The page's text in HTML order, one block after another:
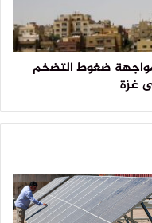
ضغوط التضخم
غزة